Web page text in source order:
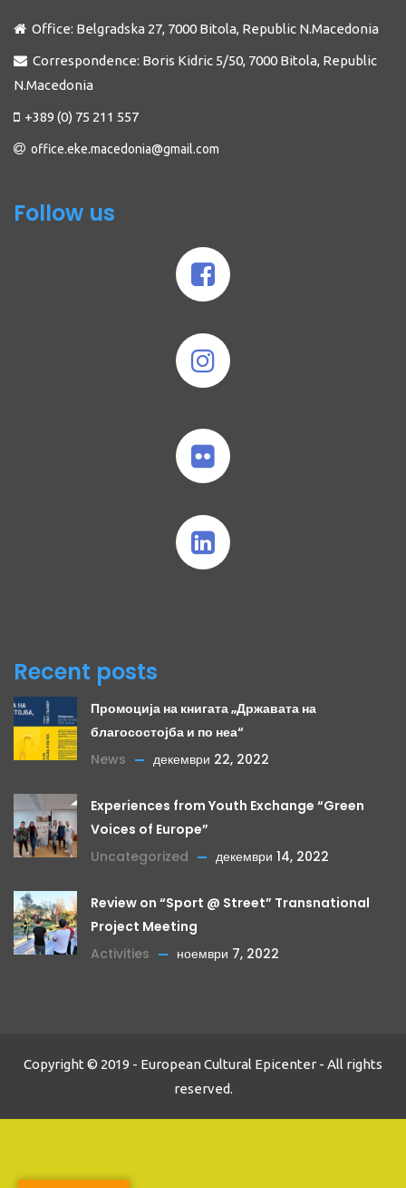
Office: Belgradska 27, 7000 Bitola, Republic N.Macedonia
Correspondence: Boris Kidric 5/50, 7000 Bitola, Republic
N.Macedonia
+389 (0) 75 211 557
office.eke.macedonia@gmail.com
Follow us
Recent posts
Промоција на книгата „Државата на
благосостојба и по неа“
News
декември 22, 2022
Experiences from Youth Exchange “Green
Voices of Europe”
Uncategorized
декември 14, 2022
Review on “Sport @ Street” Transnational
Project Meeting
Activities
ноември 7, 2022
Copyright © 2019 - European Cultural Epicenter - All rights
reserved.